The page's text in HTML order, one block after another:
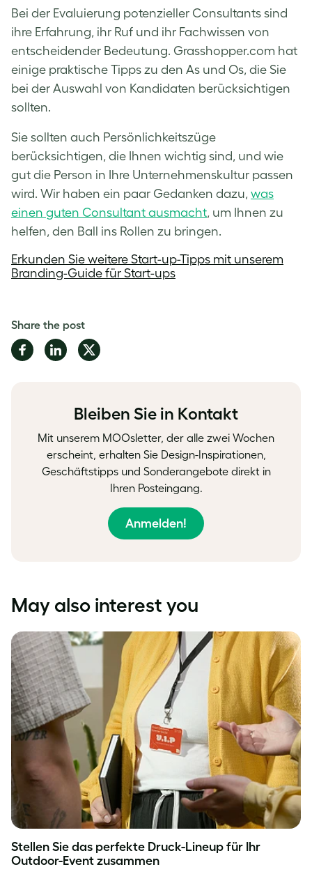
Bei der Evaluierung potenzieller Consultants sind
ihre Erfahrung, ihr Ruf und ihr Fachwissen von
entscheidender Bedeutung. Grasshopper.com hat
einige praktische Tipps zu den As und Os, die Sie
bei der Auswahl von Kandidaten berücksichtigen
sollten.
Sie sollten auch Persönlichkeitszüge
berücksichtigen, die Ihnen wichtig sind, und wie
gut die Person in Ihre Unternehmenskultur passen
wird. Wir haben ein paar Gedanken dazu, was
einen guten Consultant ausmacht, um Ihnen zu
helfen, den Ball ins Rollen zu bringen.
Erkunden Sie weitere Start-up-Tipps mit unserem
Branding-Guide für Start-ups
Share the post
Share
on
Share
on
Share
on
Bleiben Sie in Kontakt
Mit unserem MOOsletter, der alle zwei Wochen
erscheint, erhalten Sie Design-Inspirationen,
Geschäftstipps und Sonderangebote direkt in
Ihren Posteingang.
Anmelden!
May also interest you
Stellen Sie das perfekte Druck-Lineup für Ihr
Outdoor-Event zusammen